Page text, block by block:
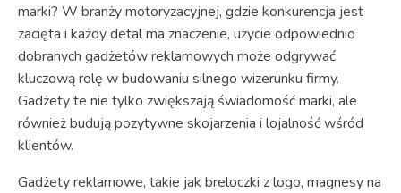
marki? W branży motoryzacyjnej, gdzie konkurencja jest
zacięta i każdy detal ma znaczenie, użycie odpowiednio
dobranych gadżetów reklamowych może odgrywać
kluczową rolę w budowaniu silnego wizerunku firmy.
Gadżety te nie tylko zwiększają świadomość marki, ale
również budują pozytywne skojarzenia i lojalność wśród
klientów.
Gadżety reklamowe, takie jak breloczki z logo, magnesy na